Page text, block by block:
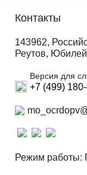
Контакты
143962,
Реутов,
Версия для
+7 (499)
Режим работы: